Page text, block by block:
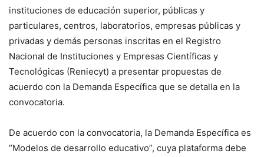
instituciones de educación superior, públicas y
particulares, centros, laboratorios, empresas públicas y
privadas y demás personas inscritas en el Registro
Nacional de Instituciones y Empresas Científicas y
Tecnológicas (Reniecyt) a presentar propuestas de
acuerdo con la Demanda Específica que se detalla en la
convocatoria.
De acuerdo con la convocatoria, la Demanda Específica es
“Modelos de desarrollo educativo”, cuya plataforma debe